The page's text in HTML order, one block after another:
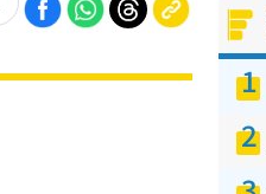
1
2